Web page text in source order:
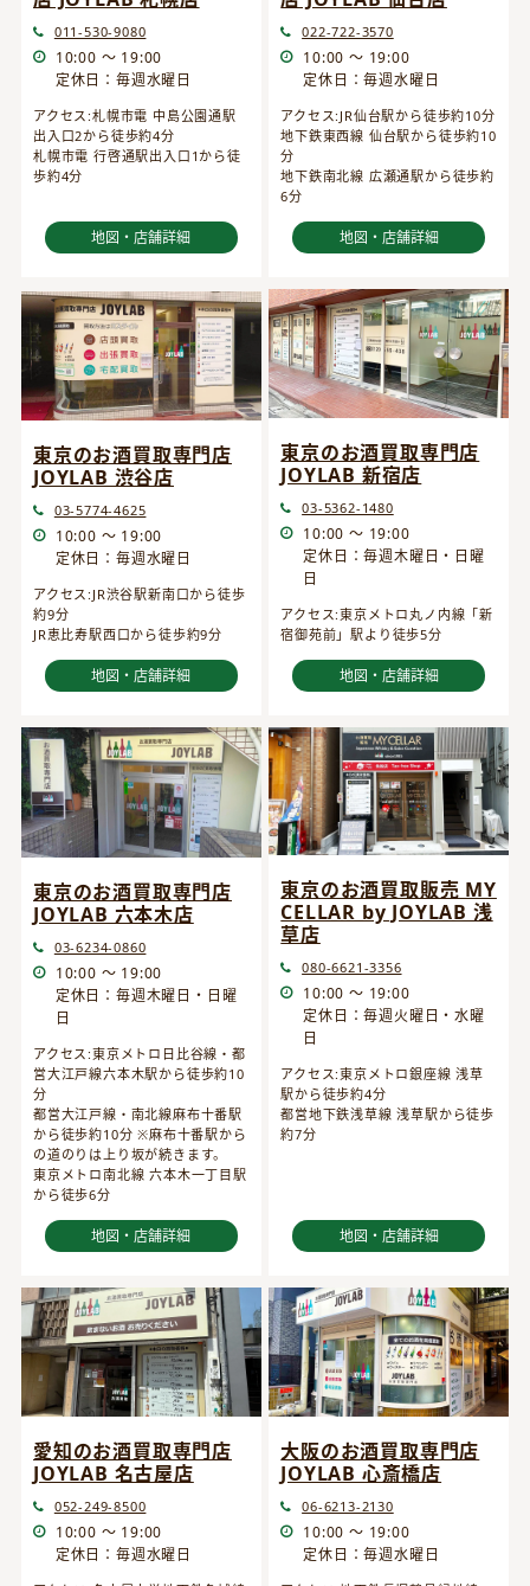
011-530-9080
10:00 ～ 19:00
定休日：毎週水曜日
アクセス:札幌市電 中島公園通駅
出入口2から徒歩約4分
札幌市電 行啓通駅出入口1から徒
歩約4分
地図・店舗詳細
022-722-3570
10:00 ～ 19:00
定休日：毎週水曜日
アクセス:JR仙台駅から徒歩約10分
地下鉄東西線 仙台駅から徒歩約10
分
地下鉄南北線 広瀬通駅から徒歩約
6分
地図・店舗詳細
東京のお酒買取専門店
JOYLAB 渋谷店
03-5774-4625
10:00 ～ 19:00
定休日：毎週水曜日
アクセス:JR渋谷駅新南口から徒歩
約9分
JR恵比寿駅西口から徒歩約9分
地図・店舗詳細
東京のお酒買取専門店
JOYLAB 新宿店
03-5362-1480
10:00 ～ 19:00
定休日：毎週木曜日・日曜
日
アクセス:東京メトロ丸ノ内線「新
宿御苑前」駅より徒歩5分
地図・店舗詳細
東京のお酒買取専門店
JOYLAB 六本木店
03-6234-0860
10:00 ～ 19:00
定休日：毎週木曜日・日曜
日
アクセス:東京メトロ日比谷線・都
営大江戸線六本木駅から徒歩約10
分
都営大江戸線・南北線麻布十番駅
から徒歩約10分 ※麻布十番駅から
の道のりは上り坂が続きます。
東京メトロ南北線 六本木一丁目駅
から徒歩6分
地図・店舗詳細
東京のお酒買取販売 MY
CELLAR by JOYLAB 浅
草店
080-6621-3356
10:00 ～ 19:00
定休日：毎週火曜日・水曜
日
アクセス:東京メトロ銀座線 浅草
駅から徒歩約4分
都営地下鉄浅草線 浅草駅から徒歩
約7分
地図・店舗詳細
愛知のお酒買取専門店
JOYLAB 名古屋店
052-249-8500
10:00 ～ 19:00
定休日：毎週水曜日
大阪のお酒買取専門店
JOYLAB 心斎橋店
06-6213-2130
10:00 ～ 19:00
定休日：毎週水曜日